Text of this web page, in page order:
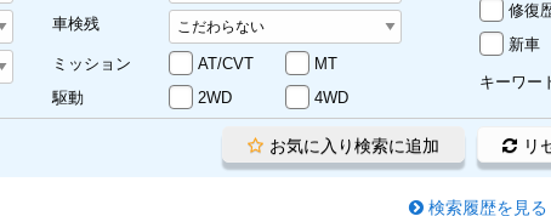
車検残
ミッション AT/CVT
MT
駆動
2WD 4WD
修復
新車
キーワー
リ
お気に入り検索に追加
検索履歴を見る